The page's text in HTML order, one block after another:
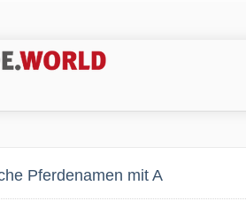
Pferdenamen mit A